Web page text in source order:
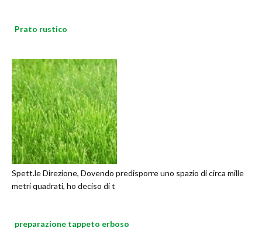
Prato rustico
Spett.le Direzione, Dovendo predisporre uno spazio di circa mille
metri quadrati, ho deciso di t
preparazione tappeto erboso